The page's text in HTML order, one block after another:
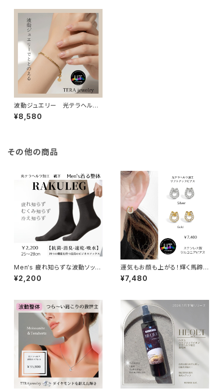
波動ジュエリー 光テラヘルツ
加工 エターナルブレスレット
¥8,580
その他の商品
Men‘s 疲れ知らずな波動ソック
ス
¥2,200
運気もお顔も上がる！輝く馬蹄ピ
アス
¥7,480